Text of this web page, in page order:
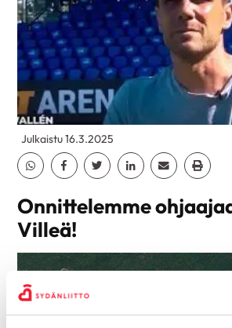
Julkaistu 16.3.2025
Jaa Whatsapp
Jaa Facebook
Jaa TwitterJaa Linkedin
Jaa EmailJaa Print
Onnittelemme
Villeä!